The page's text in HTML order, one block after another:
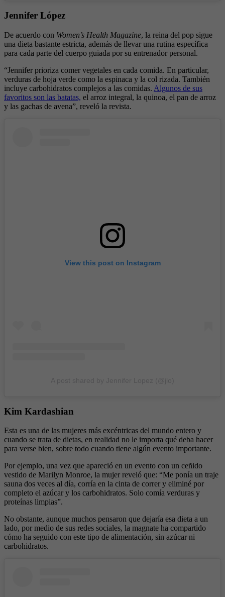
Jennifer López
De acuerdo con Women’s Health Magazine, la reina del pop sigue
una dieta bastante estricta, además de llevar una rutina específica
para cada parte del cuerpo guiada por su entrenador personal.
“Jennifer prioriza comer vegetales en cada comida. En particular,
verduras de hoja verde como la espinaca y la col rizada. También
incluye carbohidratos complejos a las comidas. Algunos de sus
favoritos son las batatas, el arroz integral, la quinoa, el pan de arroz
y las gachas de avena”, reveló la revista.
View this post on Instagram
Kim Kardashian
Esta es una de las mujeres más excéntricas del mundo entero y
cuando se trata de dietas, en realidad no le importa qué deba hacer
para verse bien, sobre todo cuando tiene algún evento importante.
Por ejemplo, una vez que apareció en un evento con un ceñido
vestido de Marilyn Monroe, la mujer reveló que: “Me ponía un traje
sauna dos veces al día, corría en la cinta de correr y eliminé por
completo el azúcar y los carbohidratos. Solo comía verduras y
proteínas limpias”.
No obstante, aunque muchos pensaron que dejaría esa dieta a un
lado, por medio de sus redes sociales, la magnate ha compartido
cómo ha seguido con este tipo de alimentación, sin azúcar ni
carbohidratos.